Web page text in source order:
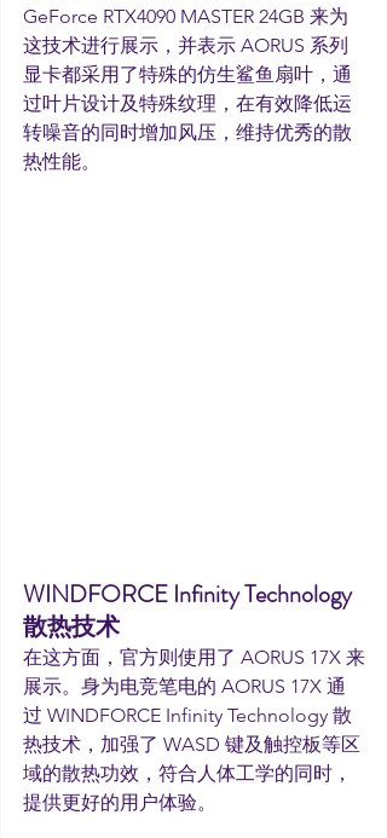
GeForce RTX4090 MASTER 24GB 来为
这技术进行展示，并表示 AORUS 系列
显卡都采用了特殊的仿生鲨鱼扇叶，通
过叶片设计及特殊纹理，在有效降低运
转噪音的同时增加风压，维持优秀的散
热性能。
WINDFORCE Infinity Technology
散热技术
在这方面，官方则使用了 AORUS 17X 来
展示。身为电竞笔电的 AORUS 17X 通
过 WINDFORCE Infinity Technology 散
热技术，加强了 WASD 键及触控板等区
域的散热功效，符合人体工学的同时，
提供更好的用户体验。